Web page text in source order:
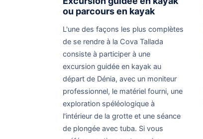
ou parcours en kayak
L'une des façons les plus complètes
de se rendre à la Cova Tallada
consiste à participer à une
excursion guidée en kayak au
départ de Dénia, avec un moniteur
professionnel, le matériel fourni, une
exploration spéléologique à
l'intérieur de la grotte et une séance
de plongée avec tuba. Si vous